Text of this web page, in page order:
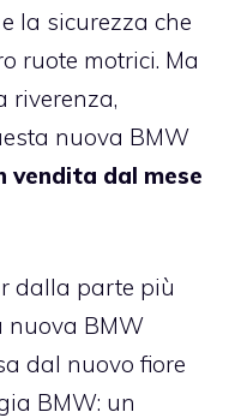
la sicurezza che
ruote motrici. Ma
riverenza,
nuova BMW
vendita dal mese
dalla parte più
nuova BMW
dal nuovo fiore
BMW: un